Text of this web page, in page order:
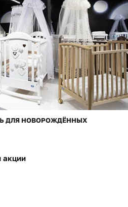
ДЛЯ НОВОРОЖДЁННЫХ
акции